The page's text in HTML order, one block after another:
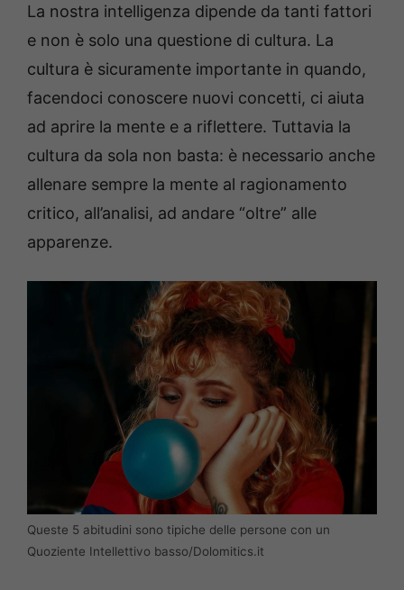
La nostra intelligenza dipende da tanti fattori
e non è solo una questione di cultura. La
cultura è sicuramente importante in quando,
facendoci conoscere nuovi concetti, ci aiuta
ad aprire la mente e a riflettere. Tuttavia la
cultura da sola non basta: è necessario anche
allenare sempre la mente al ragionamento
critico, all’analisi, ad andare “oltre” alle
apparenze.
Queste 5 abitudini sono tipiche delle persone con un
Quoziente Intellettivo basso/Dolomitics.it